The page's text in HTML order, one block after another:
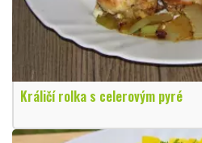
Králičí rolka s celerovým pyré